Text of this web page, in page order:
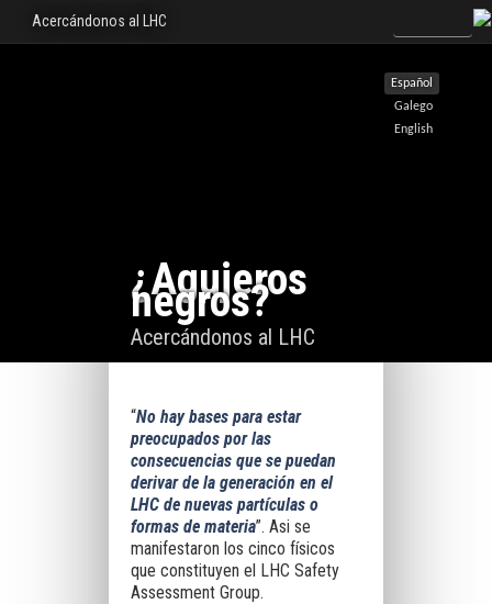
Español
Galego
English
Acercándonos al LHC
¿Agujeros
negros?
Acercándonos al LHC
“No hay bases para estar
preocupados por las
consecuencias que se puedan
derivar de la generación en el
LHC de nuevas partículas o
formas de materia”. Asi se
manifestaron los cinco físicos
que constituyen el LHC Safety
Assessment Group.